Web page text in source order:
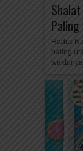
Hadits
paling